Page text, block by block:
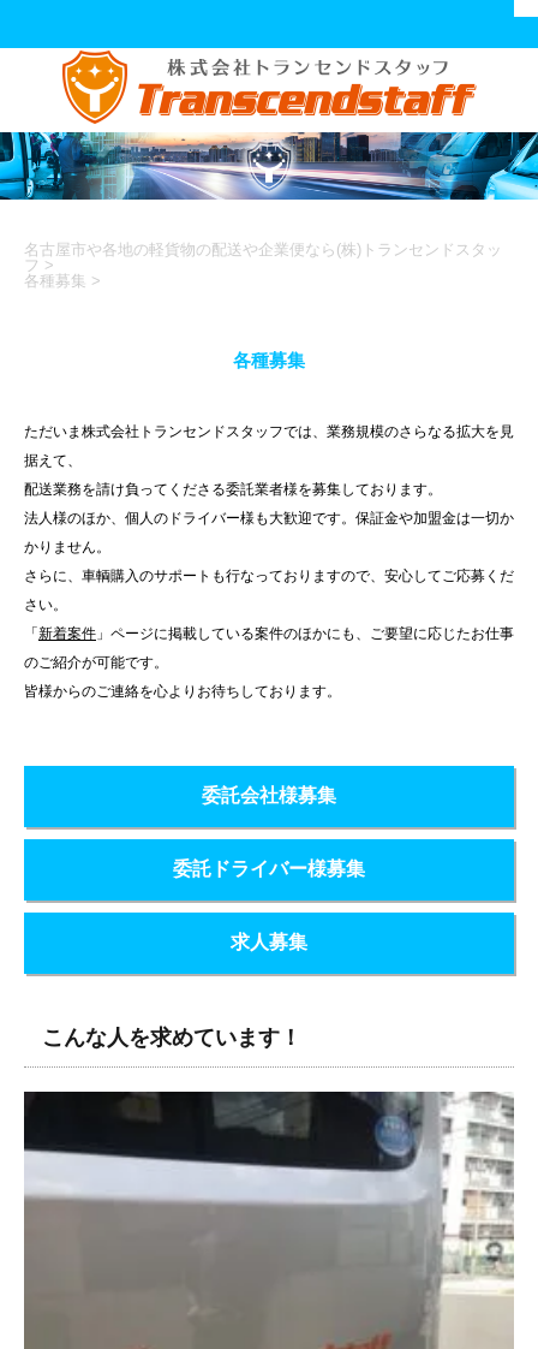
名古屋市や各地の軽貨物の配送や企業便なら(株)トランセンドスタッ
フ >
各種募集 >
各種募集
ただいま株式会社トランセンドスタッフでは、業務規模のさらなる拡大を見
据えて、
配送業務を請け負ってくださる委託業者様を募集しております。
法人様のほか、個人のドライバー様も大歓迎です。保証金や加盟金は一切か
かりません。
さらに、車輌購入のサポートも行なっておりますので、安心してご応募くだ
さい。
「 新着案件 」ページに掲載している案件のほかにも、ご要望に応じたお仕事
のご紹介が可能です。
皆様からのご連絡を心よりお待ちしております。
委託会社様募集
委託ドライバー様募集
求人募集
こんな人を求めています！